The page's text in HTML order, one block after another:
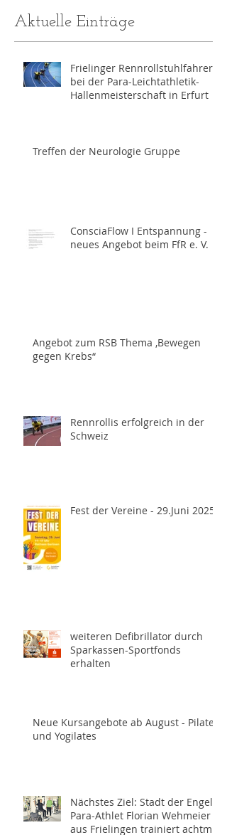
Aktuelle Einträge
Frielinger Rennrollstuhlfahrer
bei der Para-Leichtathletik-
Hallenmeisterschaft in Erfurt
Treffen der Neurologie Gruppe
ConsciaFlow I Entspannung -
neues Angebot beim FfR e. V.
Angebot zum RSB Thema ,Bewegen
gegen Krebs“
Rennrollis erfolgreich in der
Schweiz
Fest der Vereine - 29.Juni 2025
weiteren Defibrillator durch
Sparkassen-Sportfonds
erhalten
Neue Kursangebote ab August - Pilates
und Yogilates
Nächstes Ziel: Stadt der Engel -
Para-Athlet Florian Wehmeier
aus Frielingen trainiert achtmal